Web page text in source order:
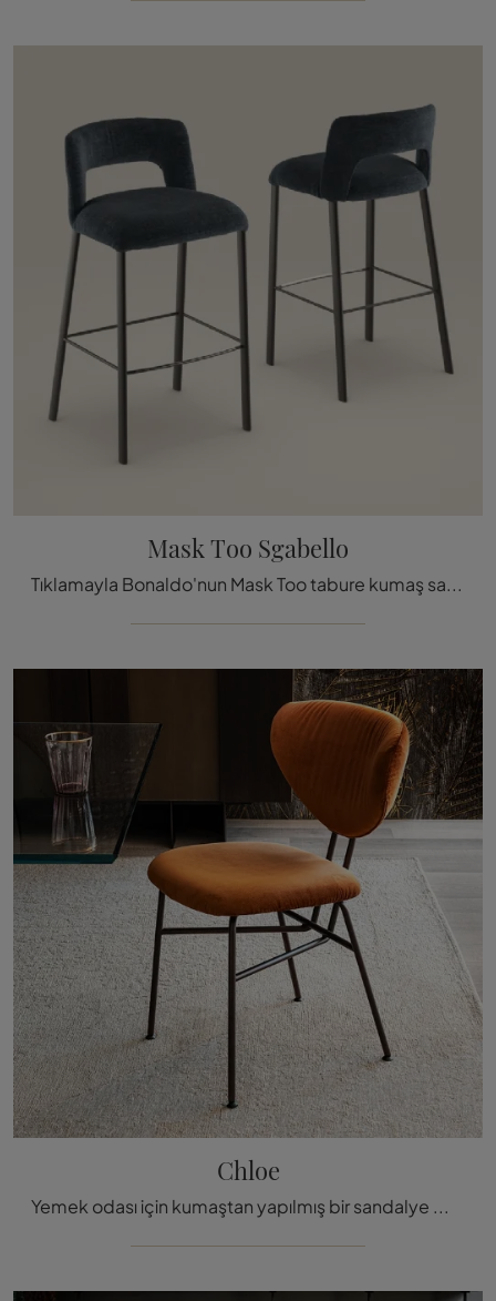
Mask Too Sgabello
Tıklamayla Bonaldo'nun Mask Too tabure kumaş sandalyesi hakkında bilgi alın: En orijinal modern sandalye tabureler sizi bekliyor.
Chloe
Yemek odası için kumaştan yapılmış bir sandalye mi arıyorsunuz? Cattelan Italia'nın Chloe modelini keşfetmek için tıklayın ve iç